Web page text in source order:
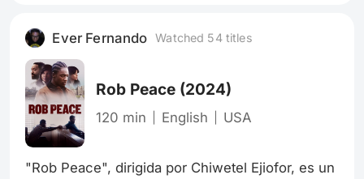
en una obra madura y reflexiva. Es un Eastwood
clásico.
Ever Fernando Watched 54 titles
Rob Peace (2024)
120 min English USA
"Rob Peace", dirigida por Chiwetel Ejiofor, es un